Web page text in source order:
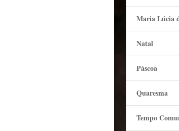
Maria Lúcia
Natal
Páscoa
Quaresma
Tempo